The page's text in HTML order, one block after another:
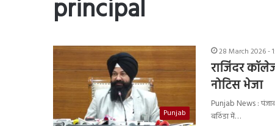
principal
Punjab
28 March 2026 -
राजिंदर
नोटिस भेजा
Punjab News :
बठिंडा में…